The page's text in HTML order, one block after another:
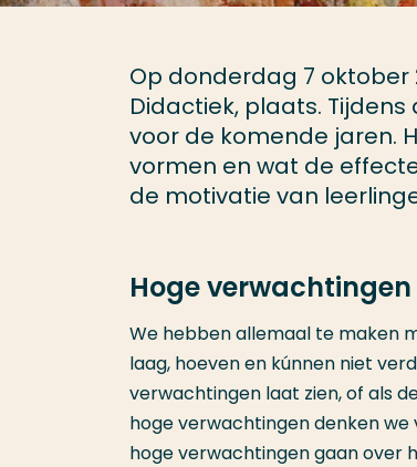
Op donderdag 7 oktober
Didactiek, plaats.
voor de komende jaren.
vormen en wat de
de motivatie van
Hoge
We hebben allemaal te maken
laag, hoeven en kúnnen niet
verwachtingen laat zien, of als
hoge verwachtingen denken
hoge verwachtingen gaan over